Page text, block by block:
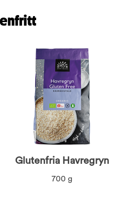
Glutenfria Havregryn
700 g